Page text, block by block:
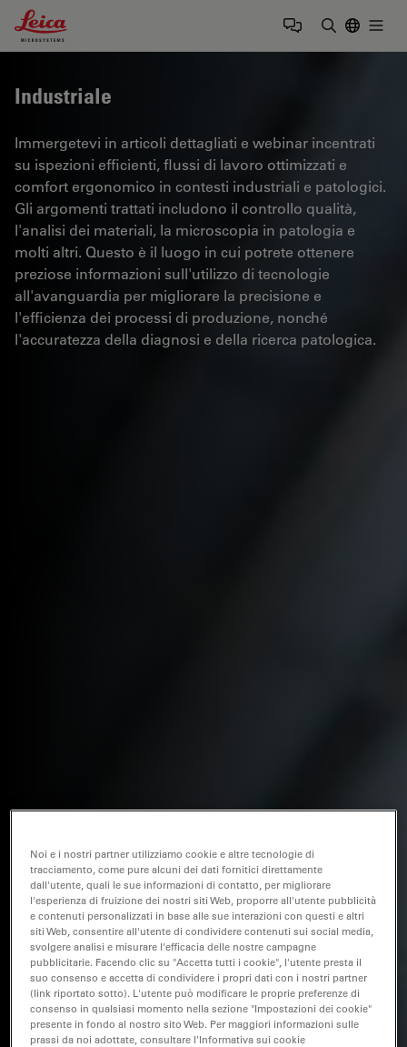
Leica Microsystems Logo
Industriale
Immergetevi in articoli dettagliati e webinar incentrati
su ispezioni efficienti, flussi di lavoro ottimizzati e
comfort ergonomico in contesti industriali e patologici.
Gli argomenti trattati includono il controllo qualità,
l'analisi dei materiali, la microscopia in patologia e
molti altri. Questo è il luogo in cui potrete ottenere
preziose informazioni sull'utilizzo di tecnologie
all'avanguardia per migliorare la precisione e
l'efficienza dei processi di produzione, nonché
l'accuratezza della diagnosi e della ricerca patologica.
Noi e i nostri partner utilizziamo cookie e altre tecnologie di
tracciamento, come pure alcuni dei dati fornitici direttamente
dall'utente, quali le sue informazioni di contatto, per migliorare
l'esperienza di fruizione dei nostri siti Web, proporre all'utente pubblicità
e contenuti personalizzati in base alle sue interazioni con questi e altri
siti Web, consentire all'utente di condividere contenuti sui social media,
svolgere analisi e misurare l'efficacia delle nostre campagne
pubblicitarie. Facendo clic su "Accetta tutti i cookie", l'utente presta il
suo consenso e accetta di condividere i propri dati con i nostri partner
(link riportato sotto). L'utente può modificare le proprie preferenze di
consenso in qualsiasi momento nella sezione "Impostazioni dei cookie"
presente in fondo al nostro sito Web. Per maggiori informazioni sulle
prassi da noi adottate, consultare l'Informativa sui cookie